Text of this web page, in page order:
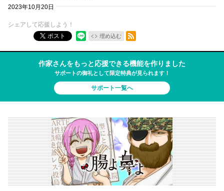
2023年10月20日
シェアして応援しよう！
ポスト
埋め込む
RSSフィード
作家さんをもっと応援できる機能を作りました
サポートの御礼として限定特典が見られます！
サポート一覧へ